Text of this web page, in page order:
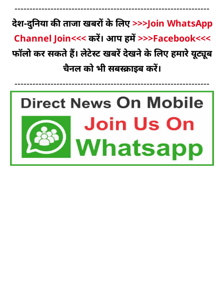
-----------------------------------------------------------------
देश-दुनिया की ताजा खबरों के लिए>>>Join WhatsApp
Channel Join<<< करें। आप हमें>>>Facebook<<<
फॉलो कर सकते हैं। लेटेस्ट खबरें देखने के लिए हमारे यूट्यूब
चैनल को भी सबस्क्राइब करें।
-----------------------------------------------------------------